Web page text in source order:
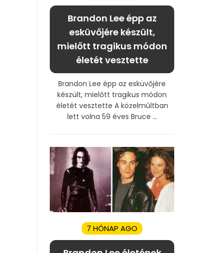
Brandon Lee épp az
esküvőjére készült,
mielőtt tragikus módon
életét vesztette
Brandon Lee épp az esküvőjére
készült, mielőtt tragikus módon
életét vesztette A közelmúltban
lett volna 59 éves Bruce ...
7 HÓNAP AGO